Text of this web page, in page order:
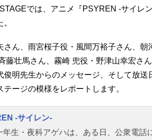
では、アニメ『PSYREN -サイレ
ん、雨宮桜子役・風間万裕子さん、朝
藤壮馬さん、霧崎 兜役・野津山幸宏さ
明先生からのメッセージ、そして放送
ージの模様をレポートします。
-サイレン-
年生・夜科アゲハは、ある日、公衆電話